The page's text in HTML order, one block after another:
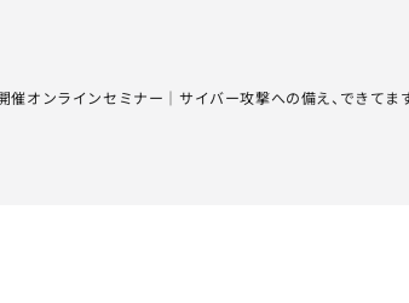
催オンラインセミナー｜サイバー攻撃への備え、できて